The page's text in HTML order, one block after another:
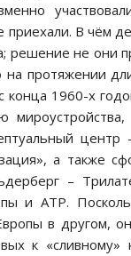
В чём
решение не они
на протяжении
1960-х
а также
–
и АТР.
в другом,
к